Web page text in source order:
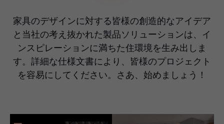
家具のデザインに対する皆様の創造的なアイデア
と当社の考え抜かれた製品ソリューションは、イ
ンスピレーションに満ちた住環境を生み出しま
す。詳細な仕様文書により、皆様のプロジェクト
を容易にしてください。さあ、始めましょう！